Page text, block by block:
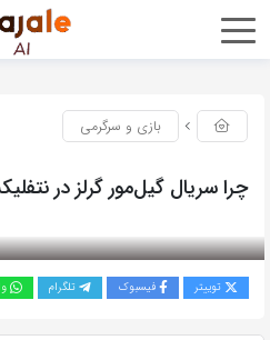
بازی و سرگرمی
چرا سریال گیل‌مور گرلز در
توییتر فیسبوک تلگرام